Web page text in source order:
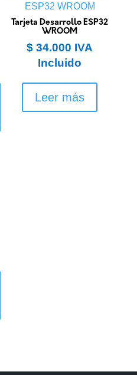
Tarjeta Desarrollo ESP32
WROOM
$ 34.000 IVA
Incluido
Leer más